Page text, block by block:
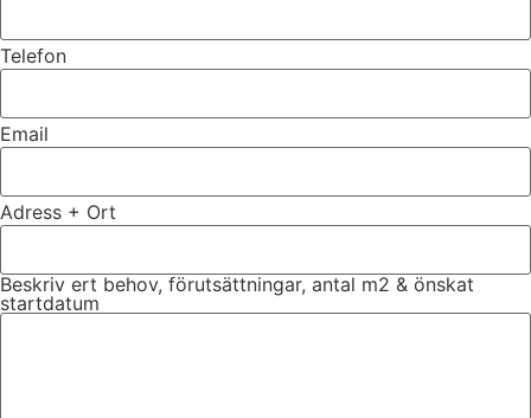
Telefon
Email
Adress + Ort
Beskriv ert behov, förutsättningar, antal m2 & önskat
startdatum